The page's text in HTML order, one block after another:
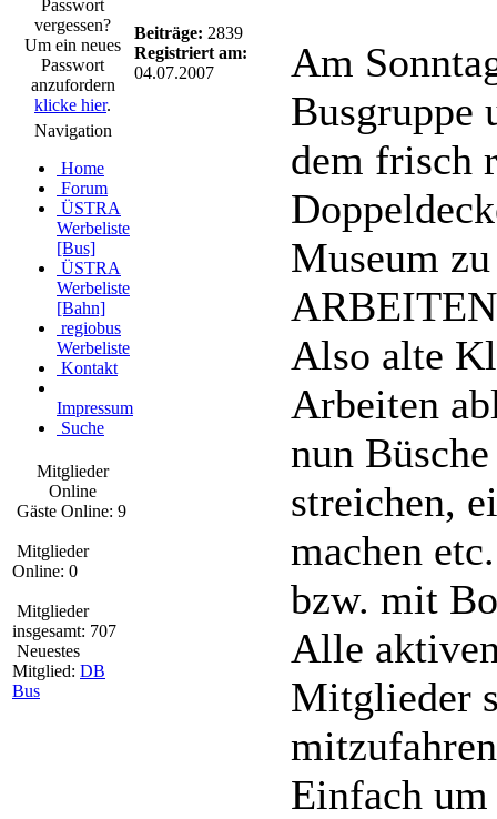
Passwort
vergessen?
Um ein neues
Passwort
anzufordern
klicke hier.
Navigation
Home
Forum
ÜSTRA
Werbeliste
[Bus]
ÜSTRA
Werbeliste
[Bahn]
regiobus
Werbeliste
Kontakt
Impressum
Suche
Mitglieder
Online
Gäste Online: 9
Mitglieder
Online: 0
Mitglieder
insgesamt: 707
Neuestes
Mitglied: DB
Bus
Beiträge: 2839
Registriert am:
04.07.2007
Am
Busgruppe
dem frisch
Museum
Also alte
Arbeiten
nun
streichen,
machen
bzw. mit
Alle
Mitglieder
Einfach